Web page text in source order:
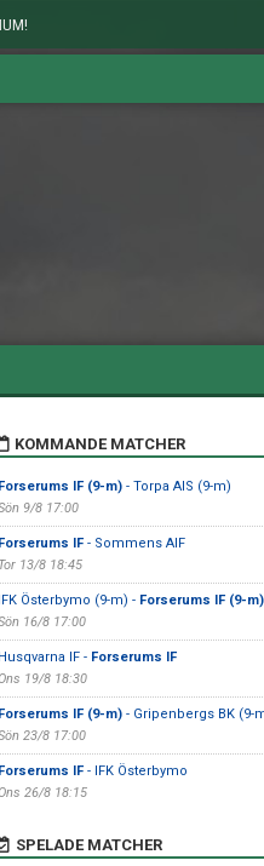
KOMMANDE MATCHER
IF (9-m)- Torpa AIS (9-m)
9/8 17:00
IF- Sommens AIF
Tor 13/8 18:45
Österbymo (9-m) - Forserums IF (9-m)
16/8 17:00
IF - Forserums IF
19/8 18:30
IF (9-m)- Gripenbergs BK (9-
23/8 17:00
IF- IFK Österbymo
26/8 18:15
SPELADE MATCHER